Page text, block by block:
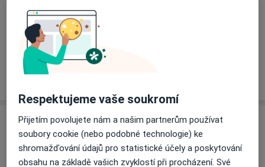
Ceník
Informace o službách a cenách nejsou k dispozici
Tento specialista ještě nepřidával žádné informace o
svých službách.
Adresa
Nemocnice Atlas - EUROCLINICUM a.s.
třída Tomáše Bati 5135, Zlín760 01
Respektujeme vaše soukromí
Přijetím povolujete nám a našim partnerům používat
soubory cookie (nebo podobné technologie) ke
shromažďování údajů pro statistické účely a poskytování
obsahu na základě vašich zvyklostí při procházení. Své